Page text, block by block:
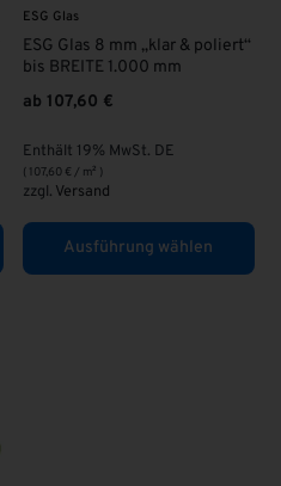
ESG Glas
ESG Glas 8 mm „klar & poliert“
bis BREITE 1.000 mm
ab 107,60 €
Enthält 19% MwSt. DE
( 107,60 € / m² )
zzgl. Versand
Ausführung wählen